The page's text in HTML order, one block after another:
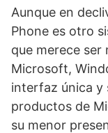
Aunque en
Phone es otro
que merece ser
Microsoft,
interfaz única y
productos de
su menor